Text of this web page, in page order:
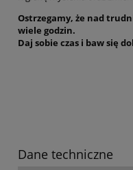
Ostrzegamy, że nad
wiele godzin.
Daj sobie czas i baw się
Dane techniczne